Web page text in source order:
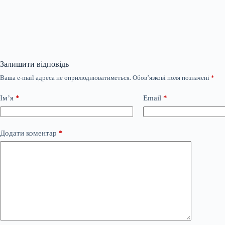
Залишити відповідь
Ваша e-mail адреса не оприлюднюватиметься. Обов’язкові поля позначені *
Ім’я * Email *
Додати коментар *